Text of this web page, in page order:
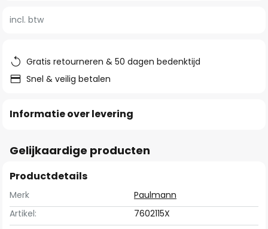
van
afbeeldingen-
gallerij
incl. btw
Gratis retourneren & 50 dagen bedenktijd
Snel & veilig betalen
Informatie over levering
Gelijkaardige producten
Productdetails
Merk
Paulmann
Artikel:
7602115X